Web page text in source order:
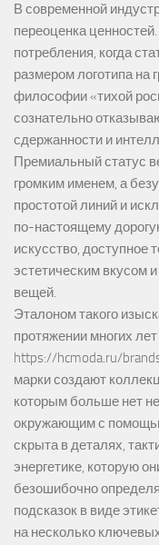
В современной
переоценка
потребления, когда
размером логотипа на
философии «тихой
сознательно
сдержанности и
Премиальный статус
громким именем, а
простотой линий и
по-настоящему
искусство, доступное
эстетическим вкусом
вещей.
Эталоном такого
протяжении многих
https://hcmoda.ru/
марки создают
которым больше нет
окружающим с
скрыта в деталях,
энергетике, которую
безошибочно
подсказок в виде
на несколько